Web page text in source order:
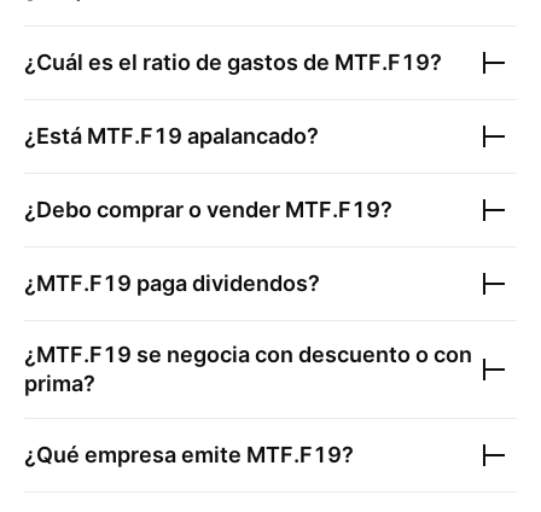
¿Cuál es el ratio de gastos de MTF.F19?
¿Está MTF.F19 apalancado?
¿Debo comprar o vender MTF.F19?
¿MTF.F19 paga dividendos?
¿MTF.F19 se negocia con descuento o con
prima?
¿Qué empresa emite MTF.F19?